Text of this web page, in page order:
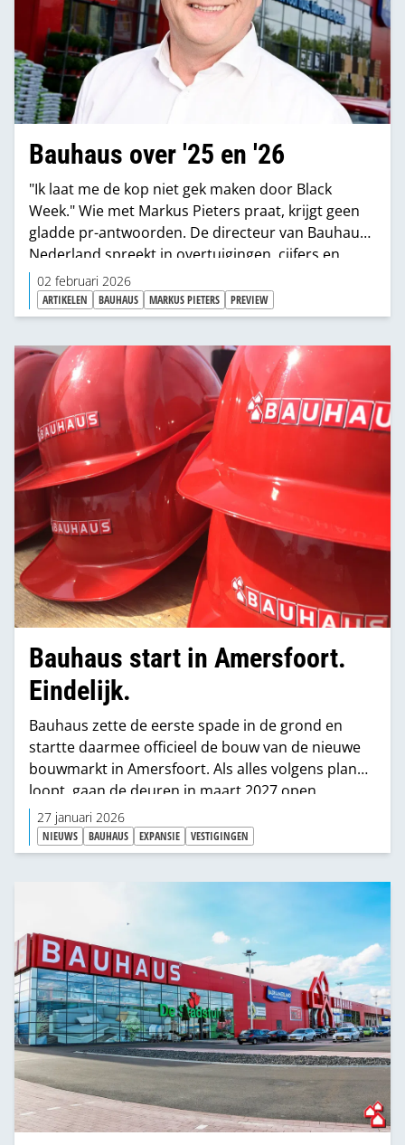
Bauhaus over '25 en '26
"Ik laat me de kop niet gek maken door Black
Week." Wie met Markus Pieters praat, krijgt geen
gladde pr-antwoorden. De directeur van Bauhaus
Nederland spreekt in overtuigingen, cijfers en
scherpe observaties over concurrenten,
consumenten en de markt. Van CBS-data tot
prijsclaims, van sanitair tot geopolitiek: Pieters
houdt vast aan het DNA van Bauhaus. “Wij zijn een
bouwmarkt. Punt.”
02 februari 2026
ARTIKELEN BAUHAUS MARKUS PIETERS PREVIEW
Bauhaus start in Amersfoort.
Eindelijk.
Bauhaus zette de eerste spade in de grond en
startte daarmee officieel de bouw van de nieuwe
bouwmarkt in Amersfoort. Als alles volgens plan
loopt, gaan de deuren in maart 2027 open.
27 januari 2026
NIEUWS BAUHAUS EXPANSIE VESTIGINGEN